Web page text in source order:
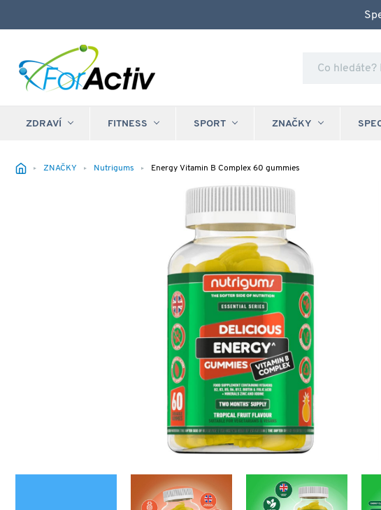
ZDRAVÍ FITNESS SPORT ZNAČKY
ZNAČKY Nutrigums Energy Vitamin B Complex 60 gummies